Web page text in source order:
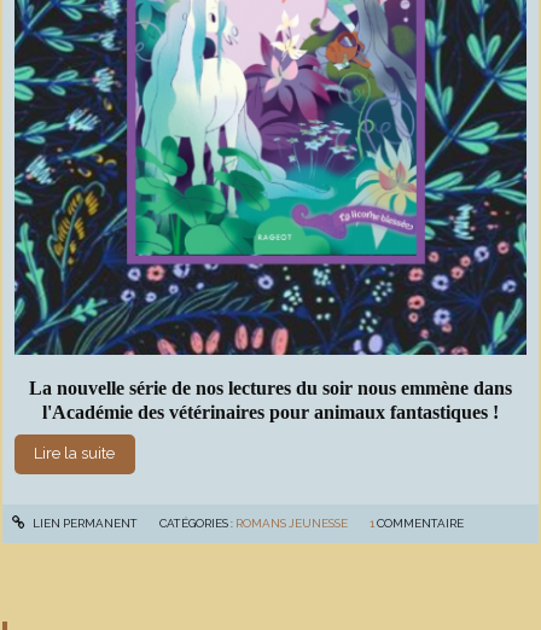
La nouvelle série de nos lectures du soir nous emmène dans
l'Académie des vétérinaires pour animaux fantastiques !
Lire la suite
LIEN PERMANENT CATÉGORIES : ROMANS JEUNESSE 1COMMENTAIRE